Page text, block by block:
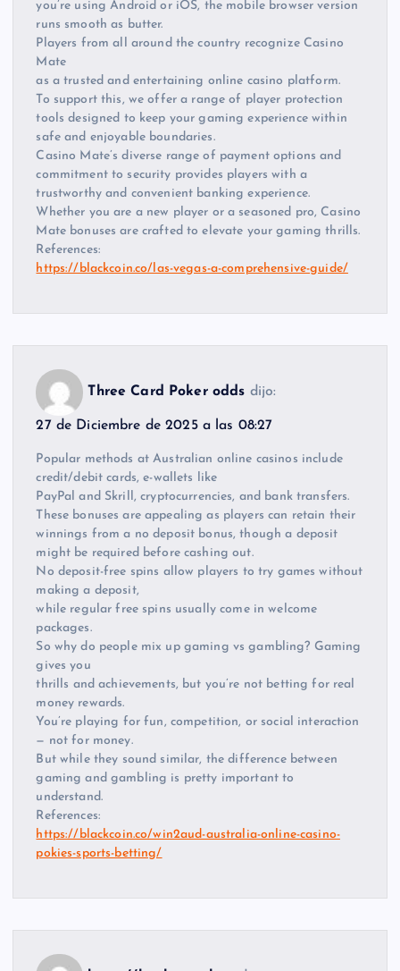
you’re using Android or iOS, the mobile browser version
runs smooth as butter.
Players from all around the country recognize Casino
Mate
as a trusted and entertaining online casino platform.
To support this, we offer a range of player protection
tools designed to keep your gaming experience within
safe and enjoyable boundaries.
Casino Mate’s diverse range of payment options and
commitment to security provides players with a
trustworthy and convenient banking experience.
Whether you are a new player or a seasoned pro, Casino
Mate bonuses are crafted to elevate your gaming thrills.
References:
https://blackcoin.co/las-vegas-a-comprehensive-guide/
Three Card Poker odds dijo:
27 de Diciembre de 2025 a las 08:27
Popular methods at Australian online casinos include
credit/debit cards, e-wallets like
PayPal and Skrill, cryptocurrencies, and bank transfers.
These bonuses are appealing as players can retain their
winnings from a no deposit bonus, though a deposit
might be required before cashing out.
No deposit-free spins allow players to try games without
making a deposit,
while regular free spins usually come in welcome
packages.
So why do people mix up gaming vs gambling? Gaming
gives you
thrills and achievements, but you’re not betting for real
money rewards.
You’re playing for fun, competition, or social interaction
— not for money.
But while they sound similar, the difference between
gaming and gambling is pretty important to
understand.
References:
https://blackcoin.co/win2aud-australia-online-casino-
pokies-sports-betting/